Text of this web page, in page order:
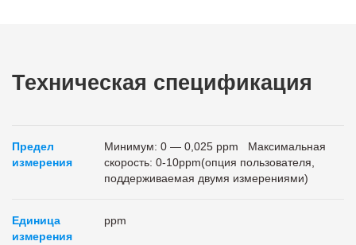
Техническая спецификация
Предел
измерения
Минимум: 0 — 0,025 ppm Максимальная
скорость: 0-10ppm(опция пользователя,
поддерживаемая двумя измерениями)
Единица
измерения
ppm